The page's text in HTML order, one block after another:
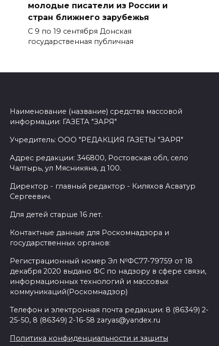
молодые писатели из России и
стран ближнего зарубежья
С 9 по 19 сентября Донская
государственная публичная
Наименование (название) средства массовой
информации: ГАЗЕТА "ЗАРЯ"
Учредитель: ООО "РЕДАКЦИЯ ГАЗЕТЫ "ЗАРЯ"
Адрес редакции: 346800, Ростовская обл, село
Чалтырь, ул Мясникяна, д 100.
Директор - главный редактор - Киляхов Асватур
Сергеевич.
Для детей старше 16 лет.
Контактные данные для Роскомнадзора и
государственных органов:
Регистрационный номер Эл №ФС77-79759 от 18
декабря 2020 выдано ФС по надзору в сфере связи,
информационных технологий и массовых
коммуникаций(Роскомнадзор)
Телефон и электронная почта редакции: 8 (86349) 2-
25-50, 8 (86349) 2-16-58 zaryas@yandex.ru
Политика конфиденциальности и защиты